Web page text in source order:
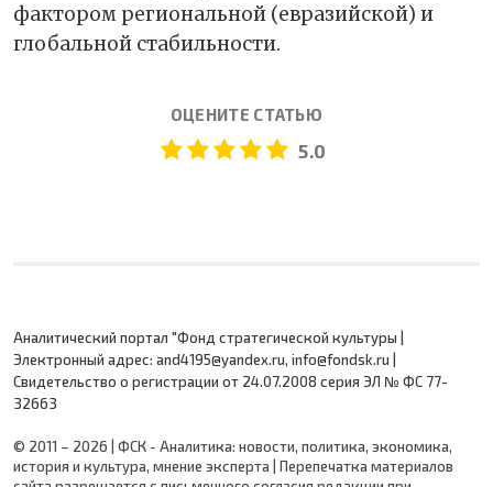
фактором региональной (евразийской) и
глобальной стабильности.
ОЦЕНИТЕ СТАТЬЮ
5.0
Аналитический портал "Фонд стратегической культуры |
Электронный адрес: and4195@yandex.ru, info@fondsk.ru |
Cвидетельство о регистрации от 24.07.2008 серия ЭЛ № ФС 77-
32663
© 2011 – 2026 | ФСК - Аналитика: новости, политика, экономика,
история и культура, мнение эксперта | Перепечатка материалов